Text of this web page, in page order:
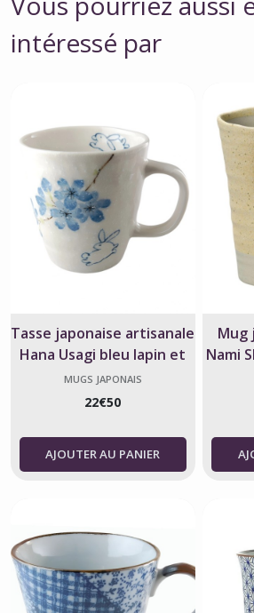
intéressé par
Tasse japonaise artisanale
Hana Usagi bleu lapin et
fleurs
MUGS JAPONAIS
22€50
AJOUTER AU PANIER
Mug
Nami